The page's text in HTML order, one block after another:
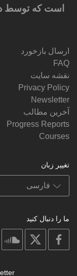
است که توسط
ارسال بازخورد
FAQ
نقشه سایت
Privacy Policy
Newsletter
آخرین مطالب
Progress Reports
Courses
تغییر زبان
ما را دنبال کنید
facebook